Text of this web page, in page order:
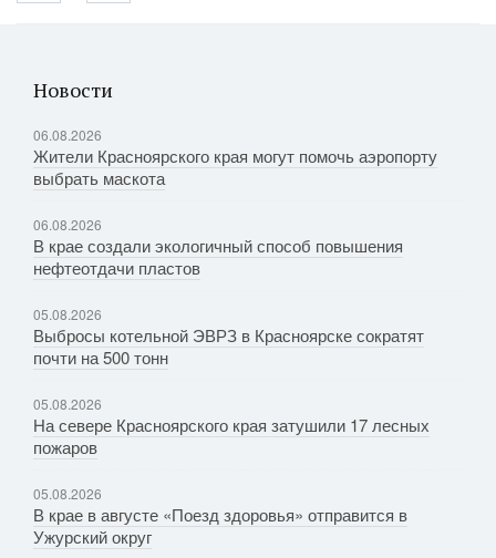
Новости
06.08.2026
Жители Красноярского края могут помочь аэропорту
выбрать маскота
06.08.2026
В крае создали экологичный способ повышения
нефтеотдачи пластов
05.08.2026
Выбросы котельной ЭВРЗ в Красноярске сократят
почти на 500 тонн
05.08.2026
На севере Красноярского края затушили 17 лесных
пожаров
05.08.2026
В крае в августе «Поезд здоровья» отправится в
Ужурский округ